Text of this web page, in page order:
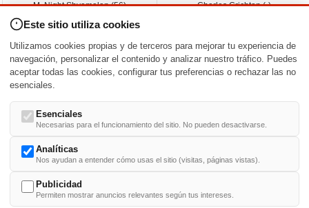
M. Night Shyamalan (56)
Andy Warhol (98)
Melissa George (50)
Vera Farmiga (53)
Charles Crichton (-)
Jeremy Ratchford (61)
Jason O’Mara (54)
Nacimientos y estrenos en la fecha
DD/MM /
-U- V- W- X - -
Este sitio utiliza cookies
Utilizamos cookies propias y de terceros para mejorar tu experiencia de
navegación, personalizar el contenido y analizar nuestro tráfico. Puedes
aceptar todas las cookies, configurar tus preferencias o rechazar las no
esenciales.
Esenciales
Necesarias para el funcionamiento del sitio. No pueden desactivarse.
Analíticas
Nos ayudan a entender cómo usas el sitio (visitas, páginas vistas).
Publicidad
Permiten mostrar anuncios relevantes según tus intereses.